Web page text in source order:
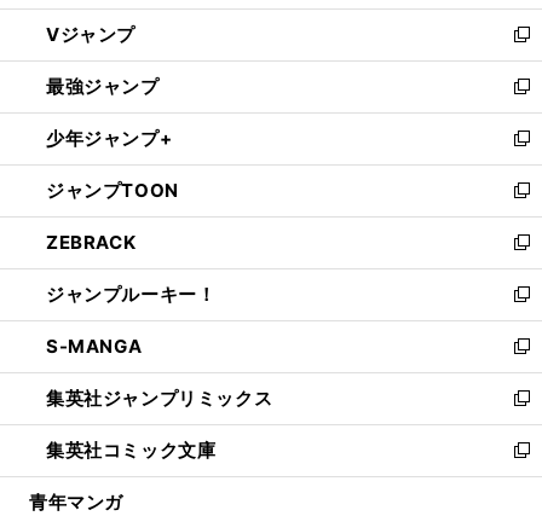
ウ
ィ
ン
ド
ウ
で
開
く
し
い
ウ
ィ
ン
ド
ウ
で
開
く
Vジャンプ
新
し
い
ウ
ィ
ン
ド
ウ
で
開
く
最強ジャンプ
新
し
い
ウ
ィ
ン
ド
ウ
で
開
く
少年ジャンプ+
新
し
い
ウ
ィ
ン
ド
ウ
で
開
く
ジャンプTOON
新
し
い
ウ
ィ
ン
ド
ウ
で
開
く
ZEBRACK
新
し
い
ウ
ィ
ン
ド
ウ
で
開
ジャンプルーキー！
新
し
い
ウ
ィ
ン
ド
ウ
S-MANGA
新
し
い
ウ
ィ
ン
集英社ジャンプリミックス
新
し
い
ウ
集英社コミック文庫
新
し
青年マンガ